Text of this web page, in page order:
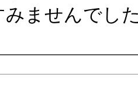
みませんでし